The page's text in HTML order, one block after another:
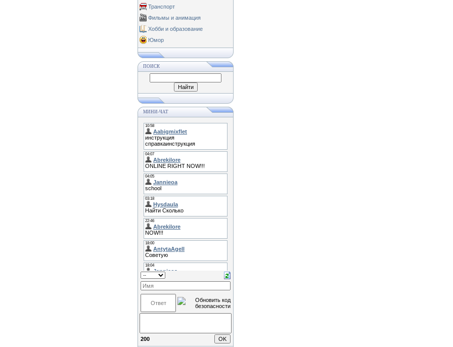
Транспорт
Фильмы и анимация
Хобби и образование
Юмор
ПОИСК
МИНИ-ЧАТ
200